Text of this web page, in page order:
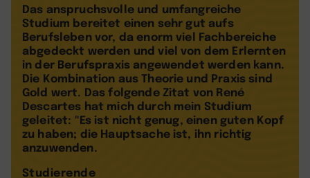
Das anspruchsvolle und umfangreiche
Studium bereitet einen sehr gut aufs
Berufsleben vor, da enorm viel Fachbereiche
abgedeckt werden und viel von dem Erlernten
in der Berufspraxis angewendet werden kann.
Die Kombination aus Theorie und Praxis sind
Gold wert. Das folgende Zitat von René
Descartes hat mich durch mein Studium
geleitet: "Es ist nicht genug, einen guten Kopf
zu haben; die Hauptsache ist, ihn richtig
anzuwenden.
Studierende